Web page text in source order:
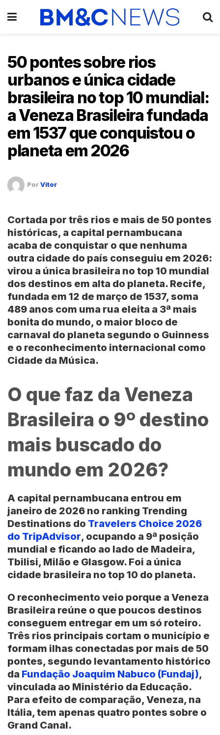
50 pontes sobre rios
urbanos e única cidade
brasileira no top 10 mundial:
a Veneza Brasileira fundada
em 1537 que conquistou o
planeta em 2026
PorVitor
Cortada por três rios e mais de 50 pontes
históricas, a capital pernambucana
acaba de conquistar o que nenhuma
outra cidade do país conseguiu em 2026:
virou a única brasileira no top 10 mundial
dos destinos em alta do planeta. Recife,
fundada em 12 de março de 1537, soma
489 anos com uma rua eleita a 3ª mais
bonita do mundo, o maior bloco de
carnaval do planeta segundo o Guinness
e o reconhecimento internacional como
Cidade da Música.
O que faz da Veneza
Brasileira o 9º destino
mais buscado do
mundo em 2026?
A capital pernambucana entrou em
janeiro de 2026 no ranking Trending
Destinations do Travelers Choice 2026
do TripAdvisor, ocupando a 9ª posição
mundial e ficando ao lado de Madeira,
Tbilisi, Milão e Glasgow. Foi a única
cidade brasileira no top 10 do planeta.
O reconhecimento veio porque a Veneza
Brasileira reúne o que poucos destinos
conseguem entregar em um só roteiro.
Três rios principais cortam o município e
formam ilhas conectadas por mais de 50
pontes, segundo levantamento histórico
da Fundação Joaquim Nabuco (Fundaj),
vinculada ao Ministério da Educação.
Para efeito de comparação, Veneza, na
Itália, tem apenas quatro pontes sobre o
Grand Canal.